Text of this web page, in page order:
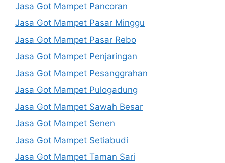
Jasa Got Mampet Pancoran
Jasa Got Mampet Pasar Minggu
Jasa Got Mampet Pasar Rebo
Jasa Got Mampet Penjaringan
Jasa Got Mampet Pesanggrahan
Jasa Got Mampet Pulogadung
Jasa Got Mampet Sawah Besar
Jasa Got Mampet Senen
Jasa Got Mampet Setiabudi
Jasa Got Mampet Taman Sari